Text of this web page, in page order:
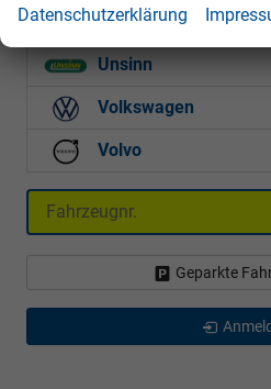
Toyota
Unsinn
Volkswagen
Volvo
Fahrzeugnr.
Geparkte
Datenschutzerklärung